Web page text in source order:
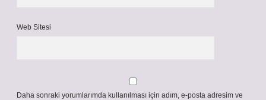
Web Sitesi
Daha sonraki yorumlarımda kullanılması için adım, e-posta adresim ve